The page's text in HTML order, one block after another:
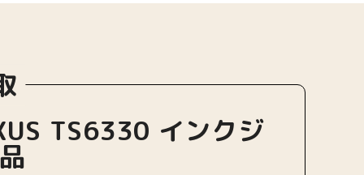
TS6330 インクジ